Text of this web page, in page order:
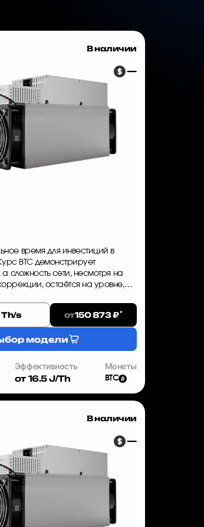
—
время для инвестиций в
BTC демонстрирует
а сложность сети, несмотря на
остаётся на уровне,
оборудования. Wh...
Th/s от150 873 ₽*
В наличии
модели
Эффективность
от 16.5 J/Th
Монеты
BTC
—
В наличии